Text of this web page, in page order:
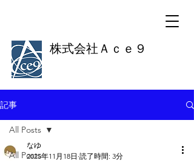
株式会社Ａｃｅ９
記事
All Posts
All Posts
なゆ
2025年11月18日 読了時間: 3分